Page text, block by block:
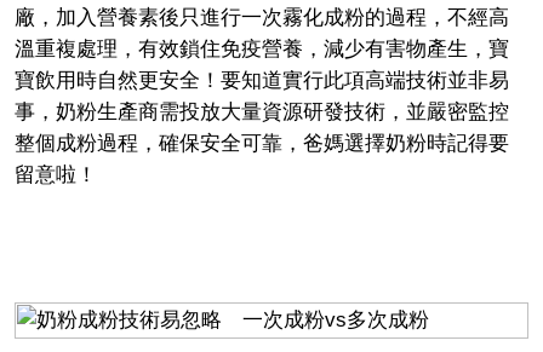
廠，加入營養素後只進行一次霧化成粉的過程，不經高
溫重複處理，有效鎖住免疫營養，減少有害物產生，寶
寶飲用時自然更安全！要知道實行此項高端技術並非易
事，奶粉生產商需投放大量資源研發技術，並嚴密監控
整個成粉過程，確保安全可靠，爸媽選擇奶粉時記得要
留意啦！